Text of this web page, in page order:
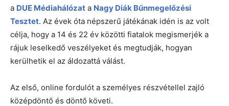
a DUE Médiahálózat a Nagy Diák Bűnmegelőzési
Tesztet. Az évek óta népszerű játékának idén is az volt
célja, hogy a 14 és 22 év közötti fiatalok megismerjék a
rájuk leselkedő veszélyeket és megtudják, hogyan
kerülhetik el az áldozattá válást.
Az első, online fordulót a személyes részvétellel zajló
középdöntő és döntő követi.